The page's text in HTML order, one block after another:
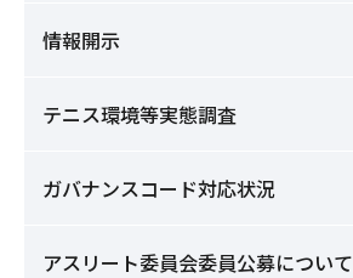
情報開示
テニス環境等実態調査
ガバナンスコード対応状況
アスリート委員会委員公募について